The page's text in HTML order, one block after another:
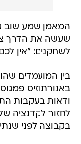
המאמן שמע שוב
שעשה את הדרך
לשחקנים: "אין
בין המועמדים
באנורתוזיס
ודאות בעקבות
לחזור לקדנציה
בקבוצה לפני